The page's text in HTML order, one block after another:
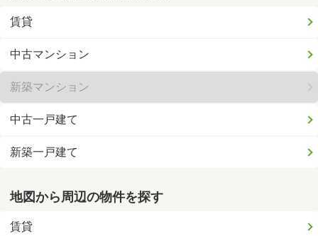
賃貸
中古マンション
新築マンション
中古一戸建て
新築一戸建て
地図から周辺の物件を探す
賃貸